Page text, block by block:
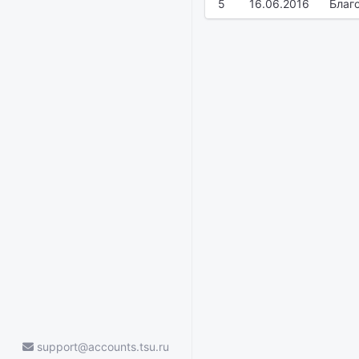
support@accounts.tsu.ru
5 16.06.2016